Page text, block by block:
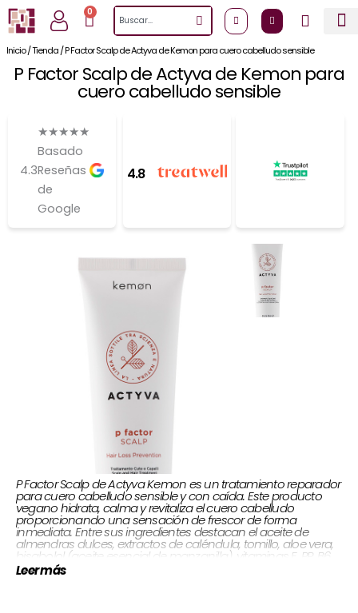
al
contenido
0
CartSearch
Inicio/Tienda/P Factor Scalp de Actyva de Kemon para cuero cabelludo sensible
P Factor Scalp de Actyva de Kemon para
cuero cabelludo sensible
4.3
★★★★★
Basado
Reseñas
de
Google
4.8
P Factor Scalp de Actyva Kemon es un tratamiento reparador
para cuero cabelludo sensible y con caída. Este producto
vegano hidrata, calma y revitaliza el cuero cabelludo
proporcionando una sensación de frescor de forma
inmediata. Entre sus ingredientes destacan el aceite de
almendras dulces, extractos de caléndula, tomillo, aloe vera,
bisabolol (aceite esencial de manzanilla), vitaminas E, PP, B6,
H, provitamina B5 y mentol. ¡Es ideal para hombres y mujeres
con alopecia y para pacientes oncológicos!
Leer más